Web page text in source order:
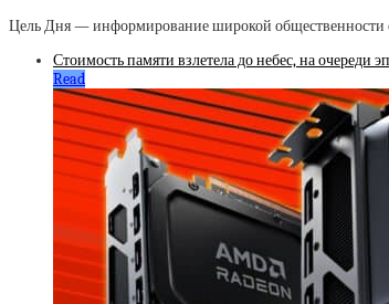
Цель Дня — информирование широкой общественности о
Стоимость памяти взлетела до небес, на очереди
Read